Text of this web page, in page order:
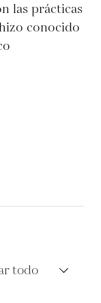
las prácticas
conocido
todo